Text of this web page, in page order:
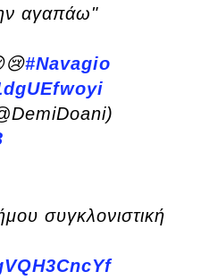
αγαπάω"
#Navagio
συγκλονιστική